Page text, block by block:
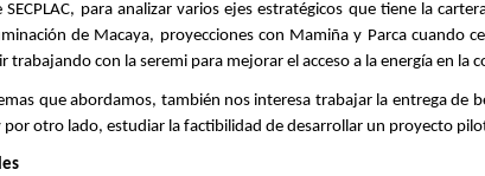
SECPLAC, para analizar varios ejes estratégicos que tiene la
de Macaya, proyecciones con Mamiña y Parca cuando
trabajando con la seremi para mejorar el acceso a la energía en la
que abordamos, también nos interesa trabajar la entrega de
por otro lado, estudiar la factibilidad de desarrollar un proyecto